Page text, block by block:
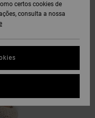
certos cookies de
consulta a nossa